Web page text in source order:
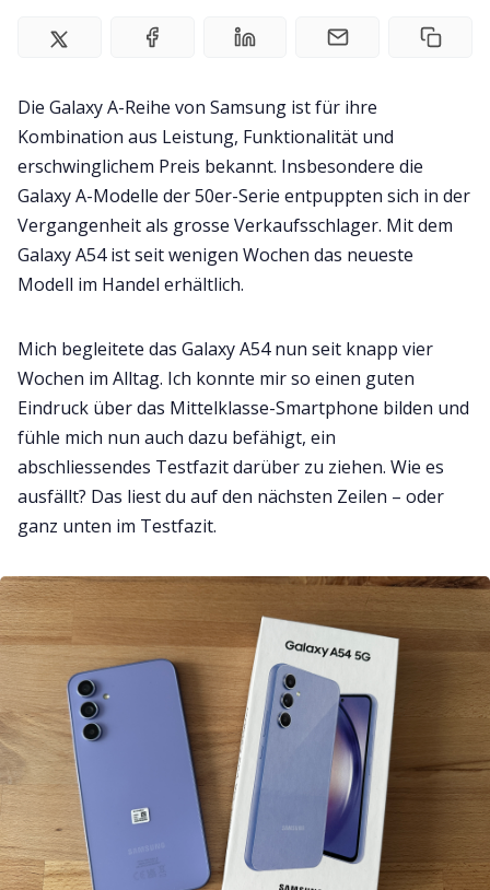
Die Galaxy A-Reihe von Samsung ist für ihre
Kombination aus Leistung, Funktionalität und
erschwinglichem Preis bekannt. Insbesondere die
Galaxy A-Modelle der 50er-Serie entpuppten sich in der
Vergangenheit als grosse Verkaufsschlager. Mit dem
Galaxy A54 ist seit wenigen Wochen das neueste
Modell im Handel erhältlich.
Mich begleitete das Galaxy A54 nun seit knapp vier
Wochen im Alltag. Ich konnte mir so einen guten
Eindruck über das Mittelklasse-Smartphone bilden und
fühle mich nun auch dazu befähigt, ein
abschliessendes Testfazit darüber zu ziehen. Wie es
ausfällt? Das liest du auf den nächsten Zeilen – oder
ganz unten im Testfazit.